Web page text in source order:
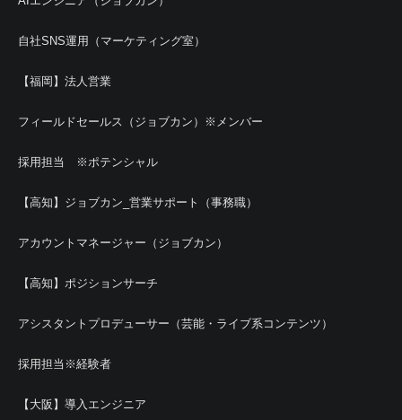
自社SNS運用（マーケティング室）
【福岡】法人営業
フィールドセールス（ジョブカン）※メンバー
採用担当 ※ポテンシャル
【高知】ジョブカン_営業サポート（事務職）
アカウントマネージャー（ジョブカン）
【高知】ポジションサーチ
アシスタントプロデューサー（芸能・ライブ系コンテンツ）
採用担当※経験者
【大阪】導入エンジニア